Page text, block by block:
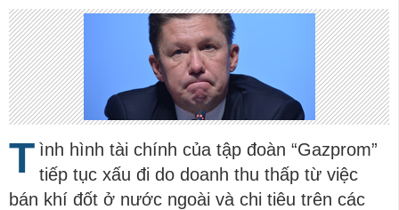
T ình hình tài chính của tập đoàn “Gazprom”
tiếp tục xấu đi do doanh thu thấp từ việc
bán khí đốt ở nước ngoài và chi tiêu trên các